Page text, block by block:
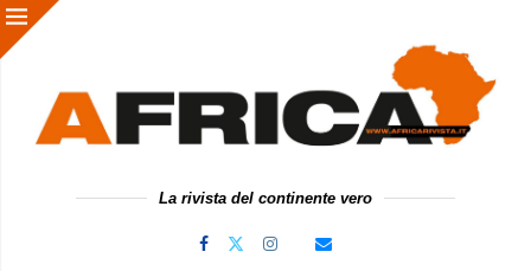
La rivista del continente vero